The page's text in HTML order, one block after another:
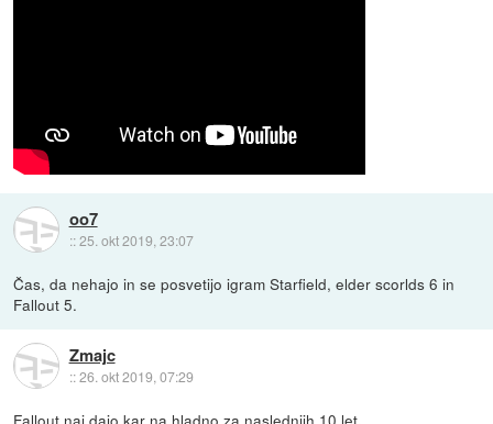
oo7
::25. okt 2019, 23:07
Čas, da nehajo in se posvetijo igram Starfield, elder scorlds 6 in
Fallout 5.
Zmajc
::26. okt 2019, 07:29